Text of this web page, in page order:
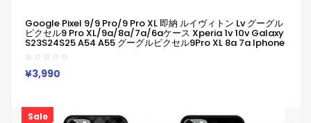
Google Pixel 9/9 Pro/9 Pro XL 即納 ルイヴィトン Lv グーグル
ピクセル9 Pro XL/9a/8a/7a/6aケース Xperia 1v 10v Galaxy
S23S24S25 A54 A55 グーグルピクセル9Pro XL 8a 7a Iphone
14 15 16 Pro Maxケース ルイヴィトン Lv ブランドGoogle Pixel
6a 7a 8a 8 Pro 9aスマホケース
Iphone/Galaxy/Google/Xperia/Pixelなど全機種対応
¥3,990
Sale